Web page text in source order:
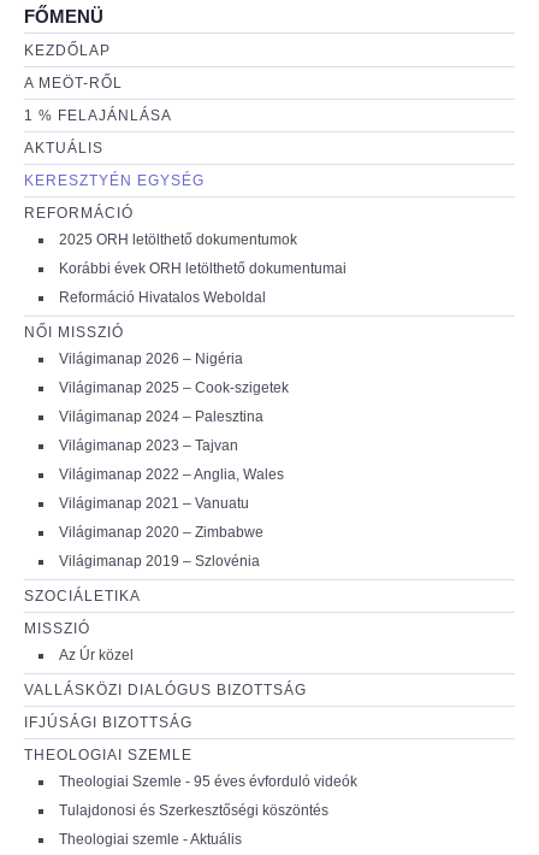
FŐMENÜ
KEZDŐLAP
A MEÖT-RŐL
1 % FELAJÁNLÁSA
AKTUÁLIS
KERESZTYÉN EGYSÉG
REFORMÁCIÓ
2025 ORH letölthető dokumentumok
Korábbi évek ORH letölthető dokumentumai
Reformáció Hivatalos Weboldal
NŐI MISSZIÓ
Világimanap 2026 – Nigéria
Világimanap 2025 – Cook-szigetek
Világimanap 2024 – Palesztina
Világimanap 2023 – Tajvan
Világimanap 2022 – Anglia, Wales
Világimanap 2021 – Vanuatu
Világimanap 2020 – Zimbabwe
Világimanap 2019 – Szlovénia
SZOCIÁLETIKA
MISSZIÓ
Az Úr közel
VALLÁSKÖZI DIALÓGUS BIZOTTSÁG
IFJÚSÁGI BIZOTTSÁG
THEOLOGIAI SZEMLE
Theologiai Szemle - 95 éves évforduló videók
Tulajdonosi és Szerkesztőségi köszöntés
Theologiai szemle - Aktuális